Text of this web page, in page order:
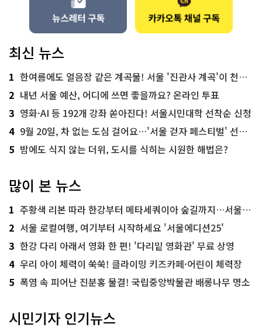
최신 뉴스
1 한여름에도 얼음장 같은 계곡물! 서울 '진관사 계곡'이 천국이네~
2 내년 서울 예산, 어디에 쓰면 좋을까요? 온라인 투표
3 영화·AI 등 192개 강좌 쏟아진다! 서울시민대학 선착순 신청
4 9월 20일, 차 없는 도심 걸어요…'서울 걷자 페스티벌' 선착순 5천명
5 밤에도 식지 않는 더위, 도시를 식히는 시원한 해법은?
많이 본 뉴스
1 주황색 리본 따라 한강부터 메타세쿼이아 숲길까지…서울둘레길 15코스
2 서울 로컬여행, 여기부터 시작하세요 '서울에디션25'
3 한강 다리 아래서 영화 한 편! '다리밑 영화관' 무료 상영
4 우리 아이 체력이 쑥쑥! 클라이밍 키즈카페·어린이 체력장
5 폭염 속 피어난 진분홍 물결! 국립중앙박물관 배롱나무 명소
시민기자 인기뉴스